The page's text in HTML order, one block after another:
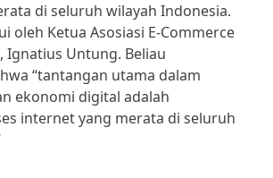
di seluruh wilayah Indonesia.
oleh Ketua Asosiasi E-Commerce
Ignatius Untung. Beliau
“tantangan utama dalam
ekonomi digital adalah
internet yang merata di seluruh